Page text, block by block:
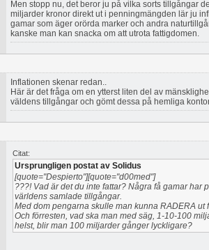
Men stopp nu, det beror ju på vilka sorts tillgångar
miljarder kronor direkt ut i penningmängden lär ju
gamar som äger orörda marker och andra
kanske man kan snacka om att utrota fattigdomen.
Inflationen skenar redan..
Här är det fråga om en ytterst liten del av
väldens tillgångar och gömt dessa på hemliga
Citat:
Ursprungligen postat av Solidus
[quote="Despierto"][quote="d00med"]
???! Vad är det du inte fattar? Några få gamar har
världens samlade tillgångar.
Med dom pengarna skulle man kunna RADERA ut
Och förresten, vad ska man med säg, 1-10-100
helst, blir man 100 miljarder gånger lyckligare?